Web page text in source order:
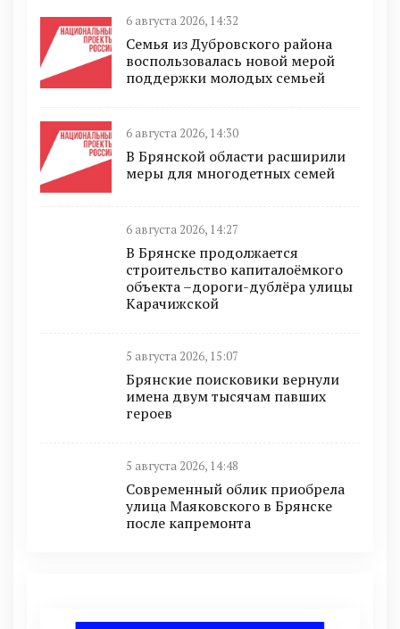
6 августа 2026, 14:32
Семья из Дубровского района
воспользовалась новой мерой
поддержки молодых семьей
6 августа 2026, 14:30
В Брянской области расширили
меры для многодетных семей
6 августа 2026, 14:27
В Брянске продолжается
строительство капиталоёмкого
объекта –дороги-дублёра улицы
Карачижской
5 августа 2026, 15:07
Брянские поисковики вернули
имена двум тысячам павших
героев
5 августа 2026, 14:48
Современный облик приобрела
улица Маяковского в Брянске
после капремонта